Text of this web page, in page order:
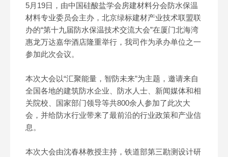
5月19日，由中国硅酸盐学会房建材料分会防水保温
材料专业委员会主办，北京绿标建材产业技术联盟联
办的“第十九届防水保温技术交流大会”在厦门北海湾
惠龙万达嘉华酒店隆重举行，我司作为承办单位之一
参加此次会议。
本次大会以“汇聚能量，智防未来”为主题，邀请来自
全国各地的建筑防水企业、防水人士、新闻媒体和相
关院校、国家部门领导等共800余人参加了此次大
会，并给防水行业带来了最前沿的行业政策和产业信
息。
本次大会由沈春林教授主持，铁道部第三勘测设计研